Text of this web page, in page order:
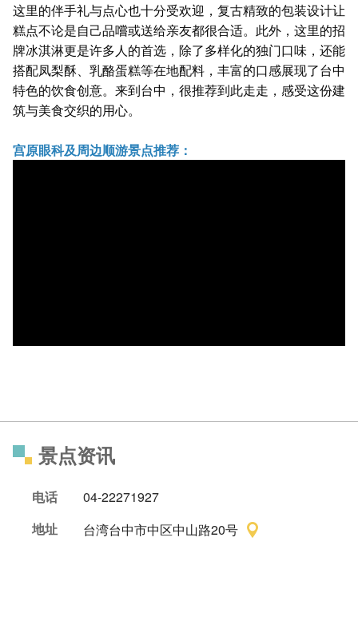
这里的伴手礼与点心也十分受欢迎，复古精致的包装设计让
糕点不论是自己品嚐或送给亲友都很合适。此外，这里的招
牌冰淇淋更是许多人的首选，除了多样化的独门口味，还能
搭配凤梨酥、乳酪蛋糕等在地配料，丰富的口感展现了台中
特色的饮食创意。来到台中，很推荐到此走走，感受这份建
筑与美食交织的用心。
宫原眼科及周边顺游景点推荐：
景点资讯
电话
04-22271927
地址
台湾台中市中区中山路20号